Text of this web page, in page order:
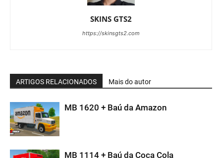
SKINS GTS2
https://skinsgts2.com
ARTIGOS RELACIONADOS Mais do autor
MB 1620 + Baú da Amazon
MB 1114 + Baú da Coca Cola